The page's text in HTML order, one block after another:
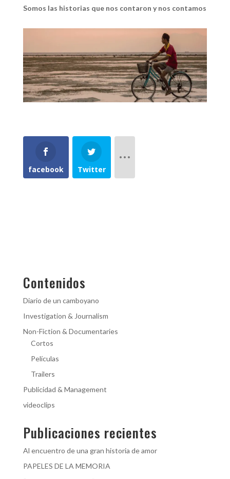
Somos las historias que nos contaron y nos contamos
facebook Twitter
Contenidos
Diario de un camboyano
Investigation & Journalism
Non-Fiction & Documentaries
Cortos
Películas
Trailers
Publicidad & Management
videoclips
Publicaciones recientes
Al encuentro de una gran historia de amor
PAPELES DE LA MEMORIA